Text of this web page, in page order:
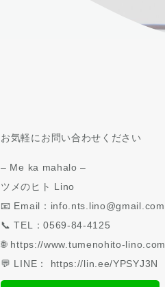
お気軽にお問い合わせください
– Me ka mahalo –
ツメのヒト Lino
📧 Email：info.nts.lino@gmail.com
📞 TEL：0569-84-4125
🌐 https://www.tumenohito-lino.com
💬 LINE： https://lin.ee/YPSYJ3N